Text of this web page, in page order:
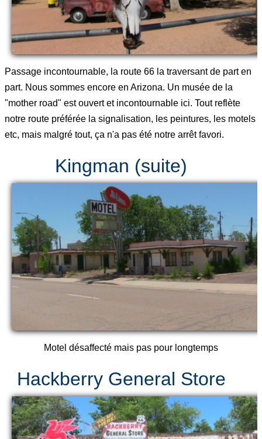
Passage incontournable, la route 66 la traversant de part en
part. Nous sommes encore en Arizona. Un musée de la
"mother road" est ouvert et incontournable ici. Tout reflète
notre route préférée la signalisation, les peintures, les motels
etc, mais malgré tout, ça n'a pas été notre arrêt favori.
Kingman (suite)
Motel désaffecté mais pas pour longtemps
Hackberry General Store